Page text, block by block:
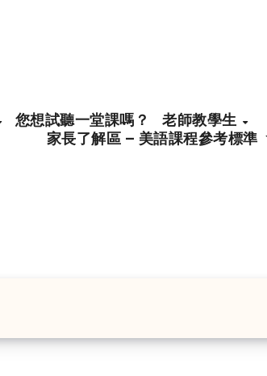
您想試聽一堂課嗎？ 老師教學生
家長了解區 – 美語課程參考標準